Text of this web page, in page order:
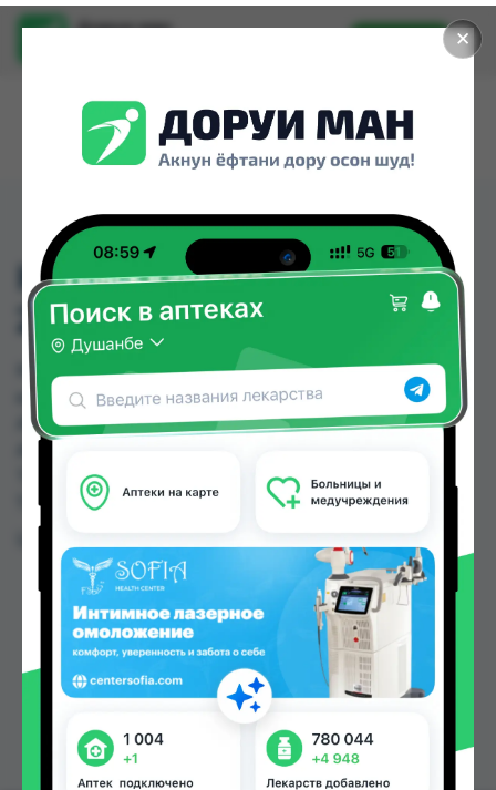
✕
Доруи ман
Установить
КО-АМЛЕССА ТБ
2МГ/5МГ/0,625МГ №30
КО-АМЛЕССА ТБ 2МГ/5МГ/0,625МГ №30 можно
купить или заказать в аптеках, GS Дорухона,
Абубакри Карим, Авиценна, АЗИЗ ВАКО ,
TJS до 98.30 TJS в Душанбе и других городах
Таджикистана